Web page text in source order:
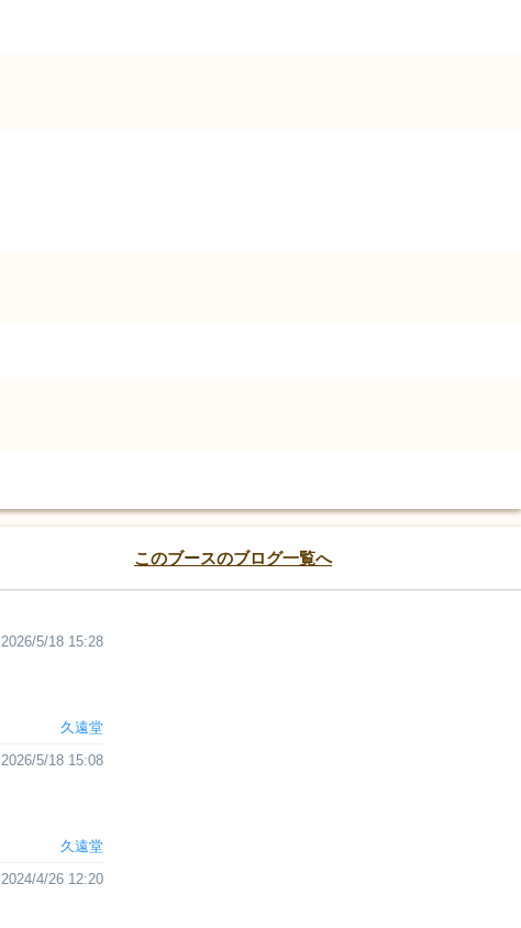
このブースのブログ一覧へ
2026/5/18 15:28
久遠堂
2026/5/18 15:08
久遠堂
2024/4/26 12:20